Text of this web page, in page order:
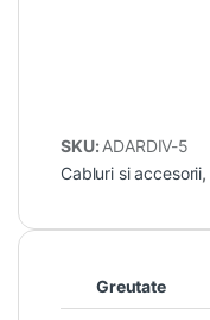
SKU:ADARDIV-5
Cabluri si accesorii,
Greutate